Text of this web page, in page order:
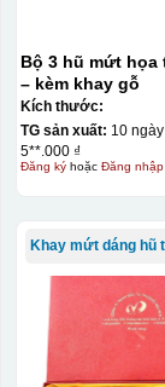
Kiểu in:
In lưới (silk
thuật in ấn
quang, trong
thành khuôn.
bằng một
Bộ 3 hũ mứt họa
– kèm khay gỗ
Kích thước:
TG sản xuất: 10 ngày
5**.000 ₫
Đăng kýhoặc Đăng nhập